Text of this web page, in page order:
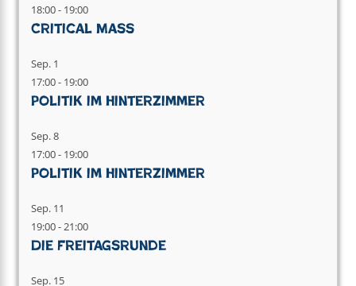
18:00- 19:00
Critical Mass
Sep. 1
17:00- 19:00
Politik im Hinterzimmer
Sep.8
17:00- 19:00
Politik im Hinterzimmer
Sep. 11
19:00-21:00
Die Freitagsrunde
Sep. 15